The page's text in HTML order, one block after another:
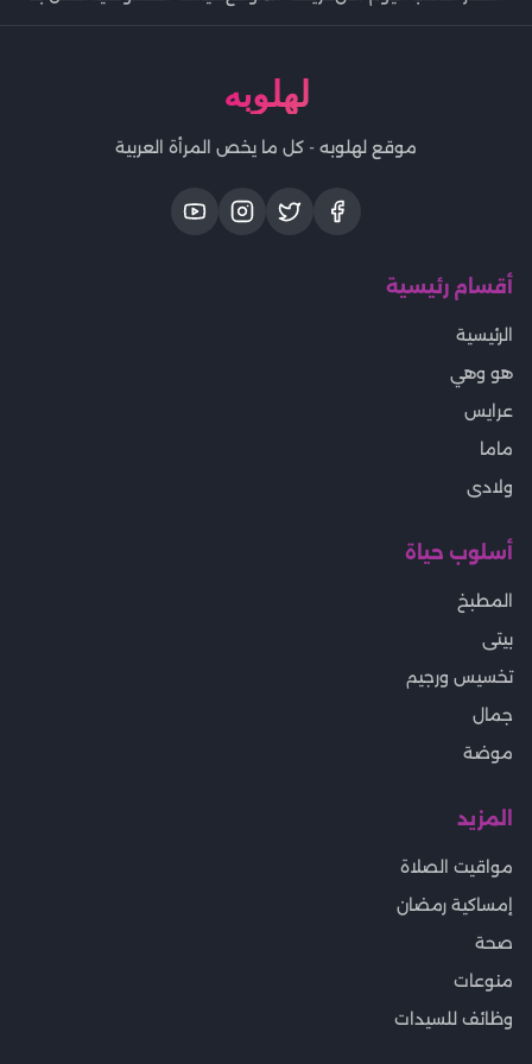
لهلوبه
موقع لهلوبه - كل ما يخص المرأة العربية
أقسام رئيسية
الرئيسية
هو وهي
عرايس
ماما
ولادى
أسلوب حياة
المطبخ
بيتى
تخسيس ورجيم
جمال
موضة
المزيد
مواقيت الصلاة
إمساكية رمضان
صحة
منوعات
وظائف للسيدات